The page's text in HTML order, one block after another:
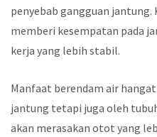
penyebab gangguan
memberi kesempatan pada
kerja yang lebih stabil.
Manfaat berendam air
jantung tetapi juga oleh
akan merasakan otot yang